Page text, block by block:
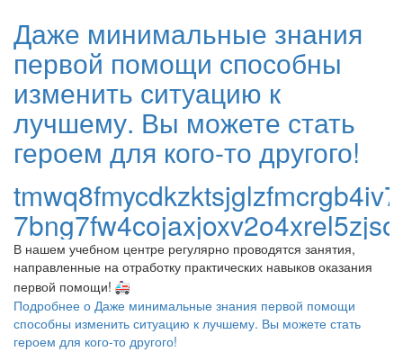
Даже минимальные знания
первой помощи способны
изменить ситуацию к
лучшему. Вы можете стать
героем для кого-то другого!
В нашем учебном центре регулярно проводятся занятия,
направленные на отработку практических навыков оказания
первой помощи!
Подробнее о Даже минимальные знания первой помощи
способны изменить ситуацию к лучшему. Вы можете стать
героем для кого-то другого!